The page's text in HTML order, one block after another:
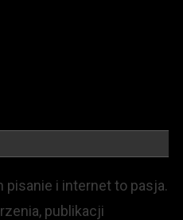
pisanie i internet to pasja.
publikacji